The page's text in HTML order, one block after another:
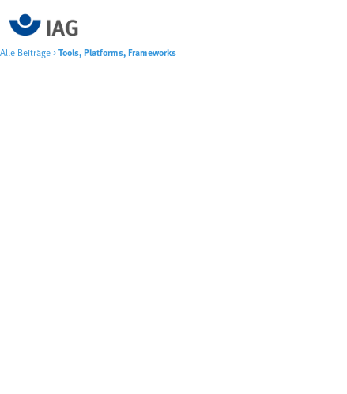
Alle Beiträge > Tools, Platforms, Frameworks